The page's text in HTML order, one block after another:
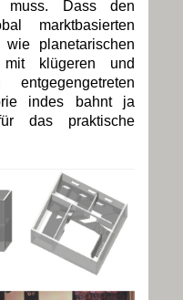
muss. Dass den
marktbasierten
planetarischen
mit klügeren und
entgegengetreten
indes bahnt ja
das praktische